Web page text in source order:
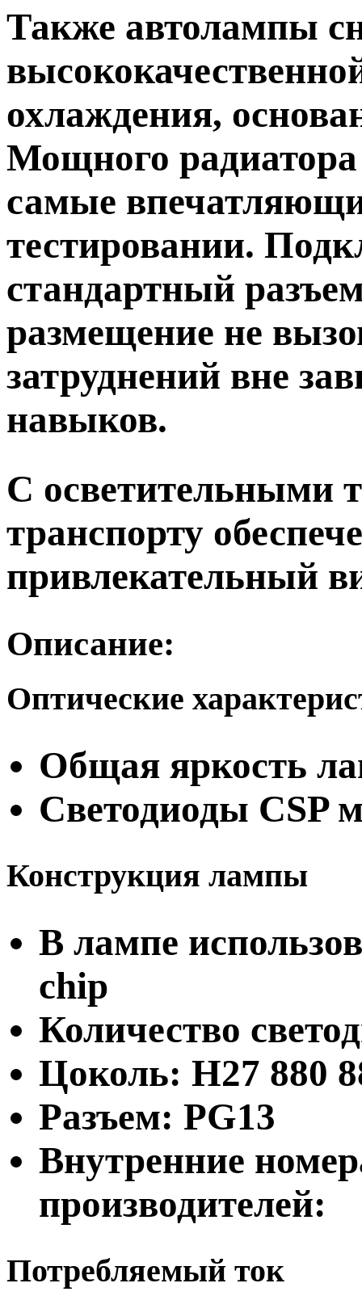
Также автолампы
охлаждения,
Мощного
самые
тестировании.
стандартный
размещение не
затруднений вне
навыков.
С осветительными
транспорту
привлекательный
Описание:
Оптические
Общая яркость
Светодиоды CSP
Конструкция лампы
В лампе
chip
Количество
Цоколь: H27 880
Разъем: PG13
Внутренние
производителей:
Потребляемый ток